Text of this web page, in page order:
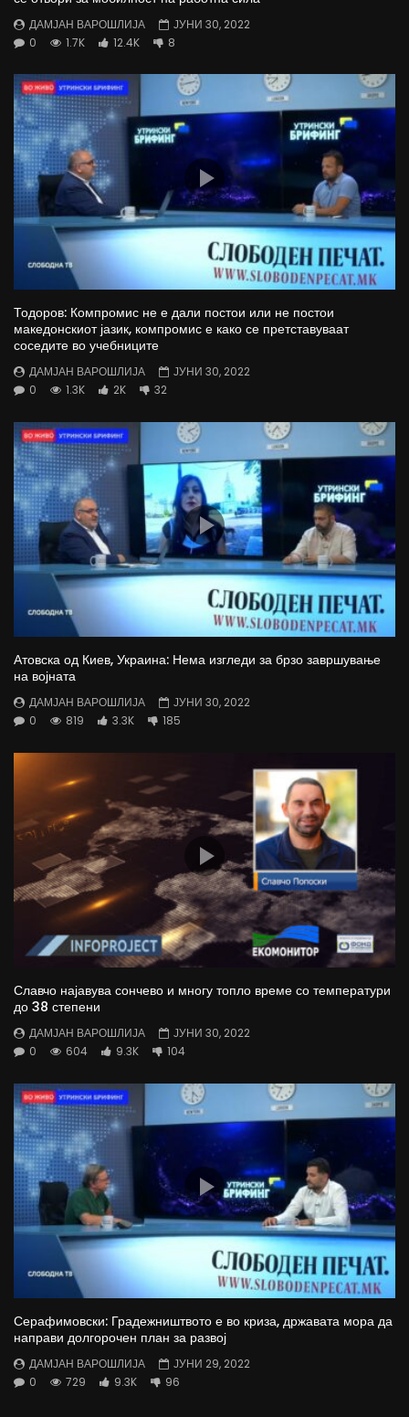
ДАМЈАН ВАРОШЛИЈА
ЈУНИ 30, 2022
0
1.7K 12.4K 8
Тодоров: Компромис не е дали постои или не постои
македонскиот јазик, компромис е како се претставуваат
соседите во учебниците
ДАМЈАН ВАРОШЛИЈА
ЈУНИ 30, 2022
0
1.3K 2K 32
Атовска од Киев, Украина: Нема изгледи за брзо завршување
на војната
ДАМЈАН ВАРОШЛИЈА
ЈУНИ 30, 2022
0
819 3.3K 185
Славчо најавува сончево и многу топло време со температури
до 38 степени
ДАМЈАН ВАРОШЛИЈА
ЈУНИ 30, 2022
0
604 9.3K 104
Серафимовски: Градежништвото е во криза, државата мора да
направи долгорочен план за развој
ДАМЈАН ВАРОШЛИЈА
ЈУНИ 29, 2022
0
729 9.3K 96